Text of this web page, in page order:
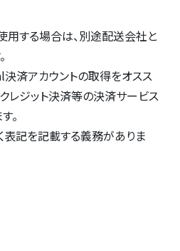
用する場合は、別途配送会社と
済アカウントの取得をオスス
レジット決済等の決済サービス
。
記を記載する義務がありま